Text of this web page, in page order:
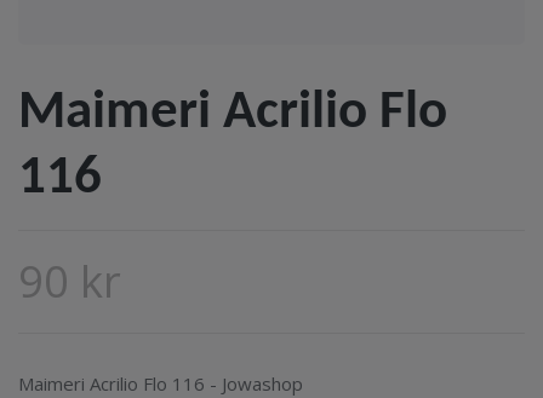
Maimeri Acrilio Flo
116
90 kr
Maimeri Acrilio Flo 116 - Jowashop